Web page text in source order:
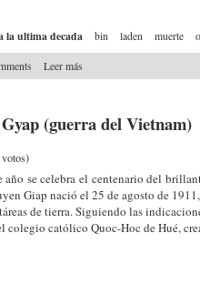
la ultima decada bin laden muerte
Leer más
(guerra del Vietnam)
año se celebra el centenario del
Giap nació el 25 de agosto de
de tierra. Siguiendo las
colegio católico Quoc-Hoc de Hué,